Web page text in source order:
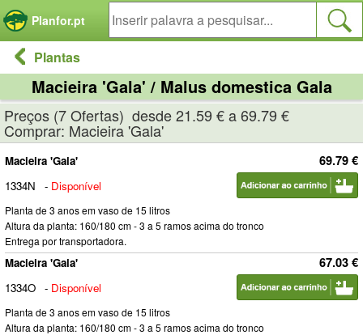
Planfor.pt
Plantas
Macieira 'Gala' / Malus domestica Gala
Preços (7 Ofertas) desde 21.59 € a 69.79 €
Comprar: Macieira 'Gala'
69.79 €
Macieira 'Gala'
1334N
- Disponível
Planta de 3 anos em vaso de 15 litros
Altura da planta: 160/180 cm - 3 a 5 ramos acima do tronco
Entrega por transportadora.
67.03 €
Macieira 'Gala'
1334O - Disponível
Planta de 3 anos em vaso de 15 litros
Altura da planta: 160/180 cm - 3 a 5 ramos acima do tronco
Painel de Gerenciamento de Cookies